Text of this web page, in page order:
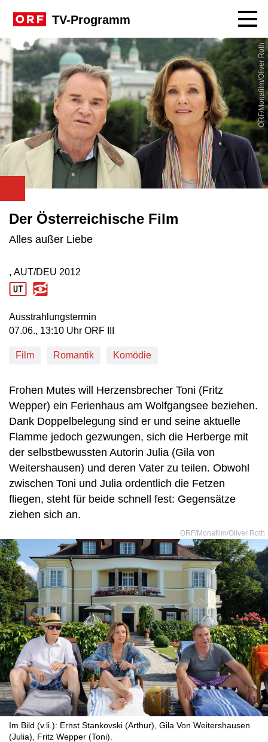
TV-Programm
ORF/Monafilm/Oliver Roth
Der Österreichische Film
Alles außer Liebe
Produktionsland: AUT/DEU
, AUT/DEU
Produktionsjahr: 2012
2012
Ausstrahlungstermin
07. Juni, 13:10 Uhr in ORF III
07.06., 13:10 Uhr ORF III
Film Romantik Komödie
Frohen Mutes will Herzensbrecher Toni (Fritz
Wepper) ein Ferienhaus am Wolfgangsee beziehen.
Dank Doppelbelegung sind er und seine aktuelle
Flamme jedoch gezwungen, sich die Herberge mit
der selbstbewussten Autorin Julia (Gila von
Weitershausen) und deren Vater zu teilen. Obwohl
zwischen Toni und Julia ordentlich die Fetzen
fliegen, steht für beide schnell fest: Gegensätze
ziehen sich an.
ORF/Monafilm/Oliver Roth
Im Bild (v.li.): Ernst Stankovski (Arthur), Gila Von Weitershausen
(Julia), Fritz Wepper (Toni).